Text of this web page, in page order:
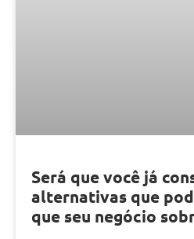
Será que você já
alternativas que
que seu negócio